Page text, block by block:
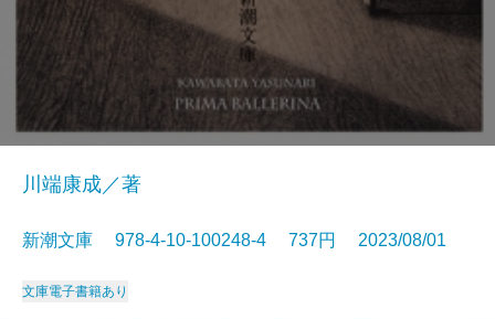
川端康成／著
新潮文庫 978-4-10-100248-4 737円 2023/08/01
文庫電子書籍あり